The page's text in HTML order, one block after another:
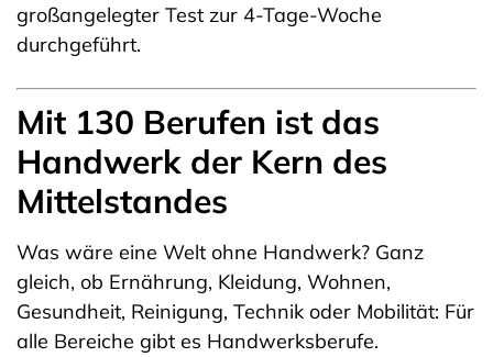
großangelegter Test zur 4-Tage-Woche
durchgeführt.
Mit 130 Berufen ist das
Handwerk der Kern des
Mittelstandes
Was wäre eine Welt ohne Handwerk? Ganz
gleich, ob Ernährung, Kleidung, Wohnen,
Gesundheit, Reinigung, Technik oder Mobilität: Für
alle Bereiche gibt es Handwerksberufe.